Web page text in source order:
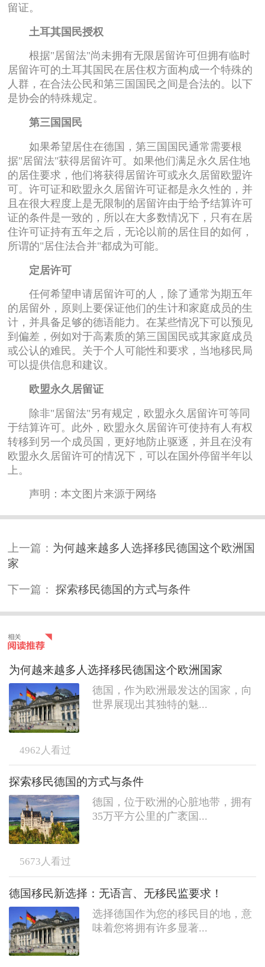
留证。
土耳其国民授权
根据"居留法"尚未拥有无限居留许可但拥有临时
居留许可的土耳其国民在居住权方面构成一个特殊的
人群，在合法公民和第三国国民之间是合法的。以下
是协会的特殊规定。
第三国国民
如果希望居住在德国，第三国国民通常需要根
据"居留法"获得居留许可。如果他们满足永久居住地
的居住要求，他们将获得居留许可或永久居留欧盟许
可。许可证和欧盟永久居留许可证都是永久性的，并
且在很大程度上是无限制的居留许由于给予结算许可
证的条件是一致的，所以在大多数情况下，只有在居
住许可证持有五年之后，无论以前的居住目的如何，
所谓的"居住法合并"都成为可能。
定居许可
任何希望申请居留许可的人，除了通常为期五年
的居留外，原则上要保证他们的生计和家庭成员的生
计，并具备足够的德语能力。在某些情况下可以预见
到偏差，例如对于高素质的第三国国民或其家庭成员
或公认的难民。关于个人可能性和要求，当地移民局
可以提供信息和建议。
欧盟永久居留证
除非"居留法"另有规定，欧盟永久居留许可等同
于结算许可。此外，欧盟永久居留许可使持有人有权
转移到另一个成员国，更好地防止驱逐，并且在没有
欧盟永久居留许可的情况下，可以在国外停留半年以
上。
声明：本文图片来源于网络
上一篇： 为何越来越多人选择移民德国这个欧洲国
家
下一篇： 探索移民德国的方式与条件
为何越来越多人选择移民德国这个欧洲国家
德国，作为欧洲最发达的国家，向
世界展现出其独特的魅...
4962 人看过
探索移民德国的方式与条件
德国，位于欧洲的心脏地带，拥有
35万平方公里的广袤国...
5673 人看过
德国移民新选择：无语言、无移民监要求！
选择德国作为您的移民目的地，意
味着您将拥有许多显著...